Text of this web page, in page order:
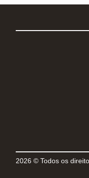
2026 © Todos os